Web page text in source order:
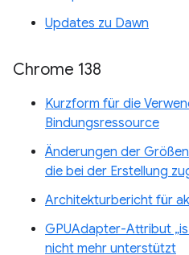
Updates zu Dawn
Chrome 138
Kurzform für die
Bindungsressource
Änderungen der
die bei der Erstellung
Architekturbericht für
GPUAdapter-Attribut
nicht mehr unterstützt